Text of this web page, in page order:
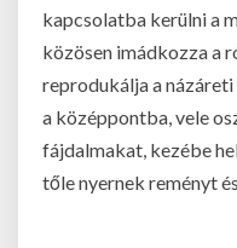
kapcsolatba kerülni a
közösen imádkozza a
reprodukálja a
a középpontba, vele
fájdalmakat, kezébe
tőle nyernek reményt